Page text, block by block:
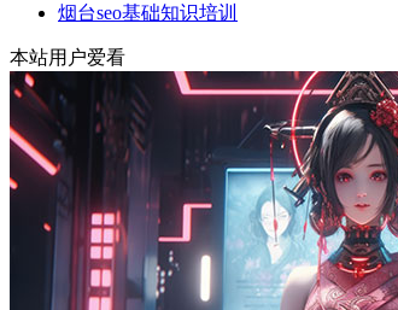
烟台seo基础知识培训
本站用户爱看